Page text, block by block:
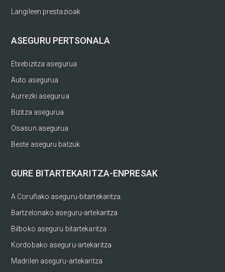
Langileen prestazioak
ASEGURU PERTSONALA
Etxebizitza asegurua
Auto asegurua
Aurrezki asegurua
Bizitza asegurua
Osasun asegurua
Beste aseguru batzuk
GURE BITARTEKARITZA-ENPRESAK
A Coruñako aseguru-bitartekaritza
Bartzelonako aseguru-artekaritza
Bilboko aseguru bitartekaritza
Kordobako aseguru-artekaritza
Madrilen aseguru-artekaritza